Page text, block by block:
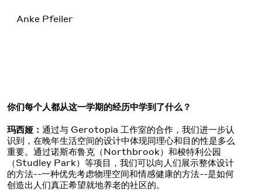
Anke Pfeiler
你们每个人都从这一学期的经历中学到了什么？
玛西娅： 通过与 Gerotopia 工作室的合作，我们进一步认
识到，在晚年生活空间的设计中体现同理心和目的性是多么
重要。通过诺斯布鲁克（Northbrook）和梭特利公园
（Studley Park）等项目，我们可以向人们展示整体设计
的方法--一种优先考虑物理空间和情感健康的方法--是如何
创造出人们真正希望就地养老的社区的。